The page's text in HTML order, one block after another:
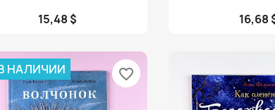
15,48 $ 16,68
НАЛИЧИИ favorite_border